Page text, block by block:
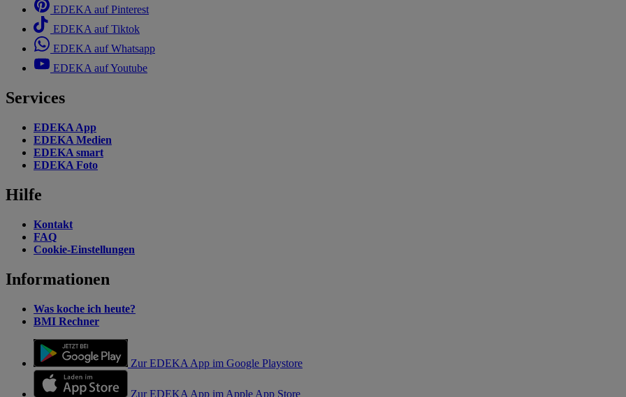
EDEKA auf Pinterest
EDEKA auf Tiktok
EDEKA auf Whatsapp
EDEKA auf Youtube
Services
EDEKA App
EDEKA Medien
EDEKA smart
EDEKA Foto
Hilfe
Kontakt
FAQ
Cookie-Einstellungen
Informationen
Was koche ich heute?
BMI Rechner
Zur EDEKA App im Google Playstore
Zur EDEKA App im Apple App Store